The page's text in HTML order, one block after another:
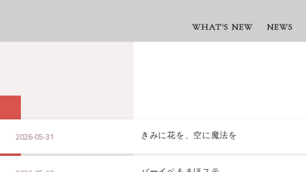
WHAT'S NEW NEWS
2026-05-31 きみに花を、空に魔法を